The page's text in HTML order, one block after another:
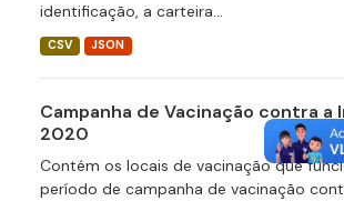
identificação, a carteira...
CSV JSON
Campanha de Vacinação contra a
2020
Contém os locais de vacinação que
período de campanha de vacinação